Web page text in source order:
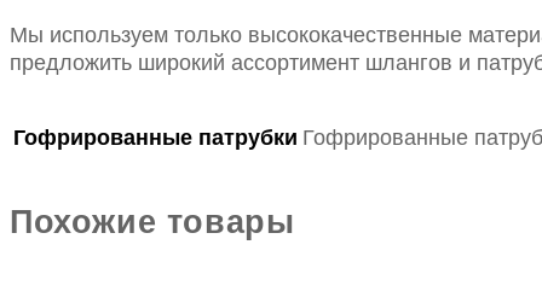
Мы используем только высококачественные
предложить широкий ассортимент шлангов и
Гофрированные патрубки Гофрированные
Похожие товары